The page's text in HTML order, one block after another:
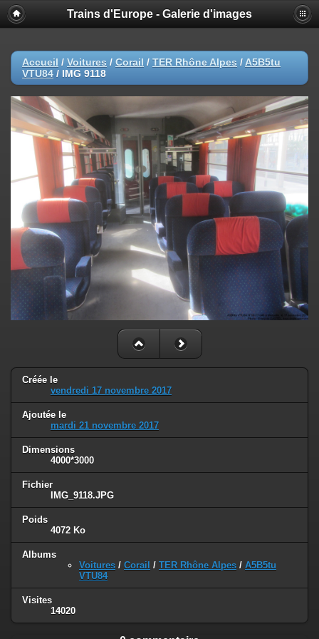
Trains d'Europe - Galerie d'images
Accueil / Voitures / Corail / TER Rhône Alpes / A5B5tu
VTU84 / IMG 9118
Créée le
vendredi 17 novembre 2017
Ajoutée le
mardi 21 novembre 2017
Dimensions
4000*3000
Fichier
IMG_9118.JPG
Poids
4072 Ko
Albums
Voitures / Corail / TER Rhône Alpes / A5B5tu
VTU84
Visites
14020